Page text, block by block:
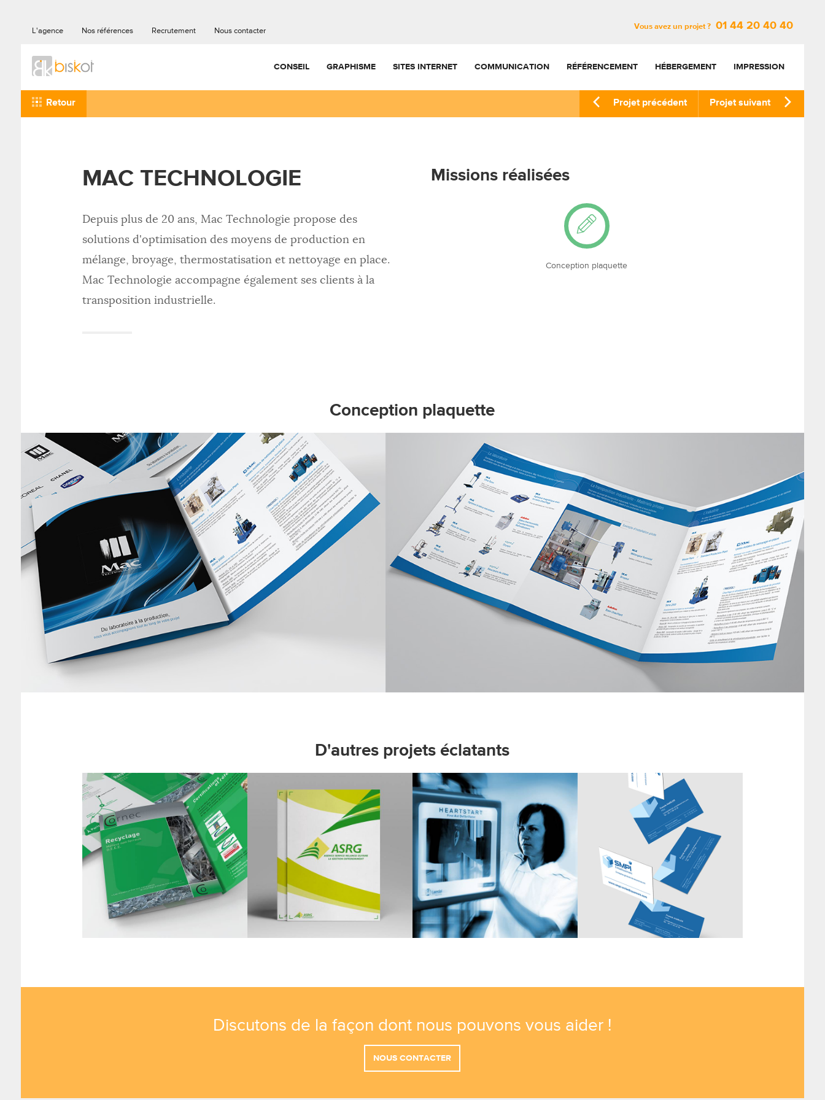
L'agence Nos références Recrutement Nous contacter
Vous avez un projet ? 01 44 20 40 40
CONSEIL GRAPHISME SITES INTERNET COMMUNICATION RÉFÉRENCEMENT HÉBERGEMENT IMPRESSION
Retour Projet précédent Projet suivant
MAC TECHNOLOGIE
Depuis plus de 20 ans, Mac Technologie propose des
solutions d'optimisation des moyens de production en
mélange, broyage, thermostatisation et nettoyage en place.
Mac Technologie accompagne également ses clients à la
transposition industrielle.
Missions réalisées
Conception plaquette
Conception plaquette
D'autres projets éclatants
Discutons de la façon dont nous pouvons vous aider !
NOUS CONTACTER